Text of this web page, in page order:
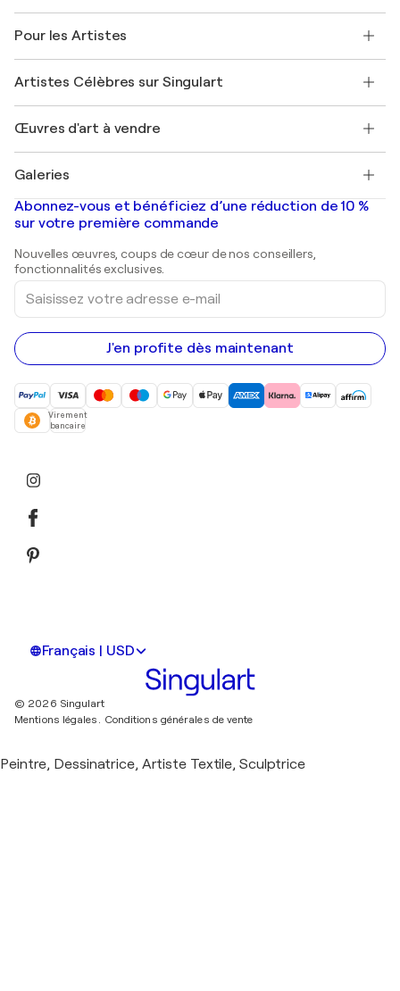
Offrir une carte cadeau
Rejoignez notre programme commercial
Mon compte
+33 1 76 44 06 42
FAQ
Magazine Singulart
Emplois
Découvrez une sélection d'art original
Pour les Artistes
Se connecter en tant qu'Artiste
Artistes Célèbres sur Singulart
Marc Chagall
Banksy
Mr. Brainwash
Shepard Fairey
Œuvres d'art à vendre
Tableaux abstraits à vendre
Peintures de paysage
Estampes
Peintures acryliques
Galeries
Galeries d'art en France
Galeries d'art en Belgique
Abonnez-vous et bénéficiez d’une réduction de 10 %
sur votre première commande
Nouvelles œuvres, coups de cœur de nos conseillers,
fonctionnalités exclusives.
Saisissez
votre
adresse
e-
mail
J'en profite dès maintenant
Virement
bancaire
Français | USD
© 2026 Singulart
Mentions légales.
Conditions générales de vente
Peintre, Dessinatrice, Artiste Textile, Sculptrice